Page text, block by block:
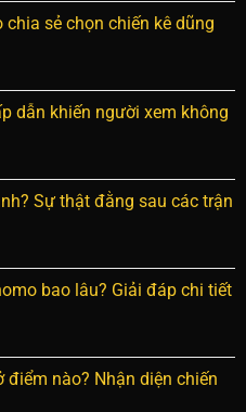
sẻ chọn chiến kê dũng
dẫn khiến người xem không
Sự thật đằng sau các trận
bao lâu? Giải đáp chi tiết
điểm nào? Nhận diện chiến